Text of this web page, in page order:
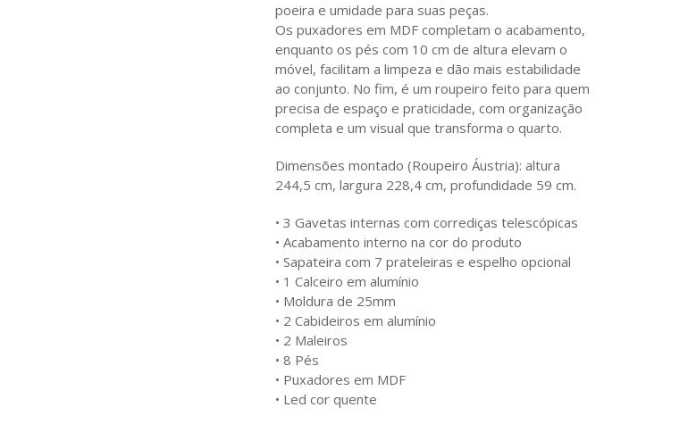
poeira e umidade para suas peças.
Os puxadores em MDF completam o acabamento,
enquanto os pés com 10 cm de altura elevam o
móvel, facilitam a limpeza e dão mais estabilidade
ao conjunto. No fim, é um roupeiro feito para quem
precisa de espaço e praticidade, com organização
completa e um visual que transforma o quarto.
Dimensões montado (Roupeiro Áustria): altura
244,5 cm, largura 228,4 cm, profundidade 59 cm.
• 3 Gavetas internas com corrediças telescópicas
• Acabamento interno na cor do produto
• Sapateira com 7 prateleiras e espelho opcional
• 1 Calceiro em alumínio
• Moldura de 25mm
• 2 Cabideiros em alumínio
• 2 Maleiros
• 8 Pés
• Puxadores em MDF
• Led cor quente